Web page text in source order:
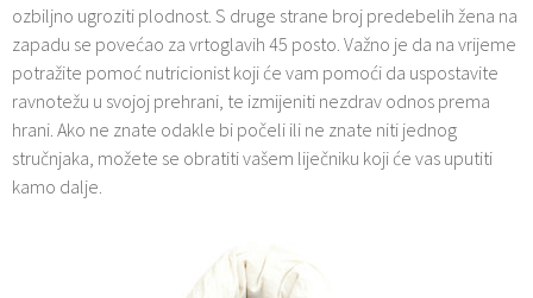
ozbiljno ugroziti plodnost. S druge strane broj predebelih žena na
zapadu se povećao za vrtoglavih 45 posto. Važno je da na vrijeme
potražite pomoć nutricionist koji će vam pomoći da uspostavite
ravnotežu u svojoj prehrani, te izmijeniti nezdrav odnos prema
hrani. Ako ne znate odakle bi počeli ili ne znate niti jednog
stručnjaka, možete se obratiti vašem liječniku koji će vas uputiti
kamo dalje.